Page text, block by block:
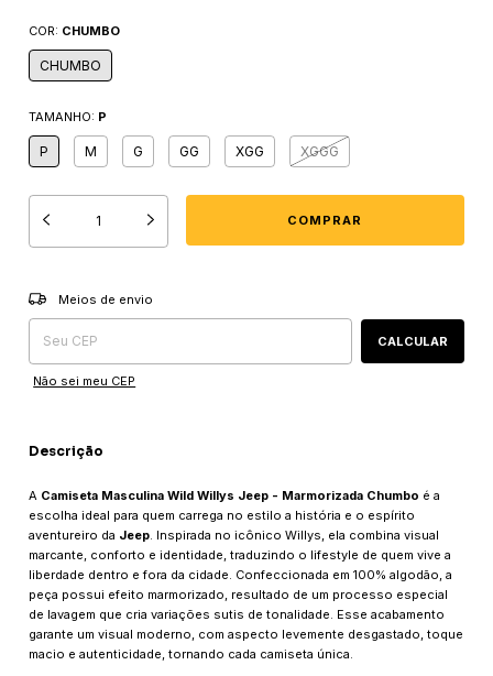
COR: CHUMBO
CHUMBO
TAMANHO: P
P M G GG XGG XGGG
Entregas para o CEP:
Meios de envio
CALCULAR
Não sei meu CEP
Descrição
A Camiseta Masculina Wild Willys Jeep - Marmorizada Chumbo é a
escolha ideal para quem carrega no estilo a história e o espírito
aventureiro da Jeep . Inspirada no icônico Willys, ela combina visual
marcante, conforto e identidade, traduzindo o lifestyle de quem vive a
liberdade dentro e fora da cidade. Confeccionada em 100% algodão, a
peça possui efeito marmorizado, resultado de um processo especial
de lavagem que cria variações sutis de tonalidade. Esse acabamento
garante um visual moderno, com aspecto levemente desgastado, toque
macio e autenticidade, tornando cada camiseta única.